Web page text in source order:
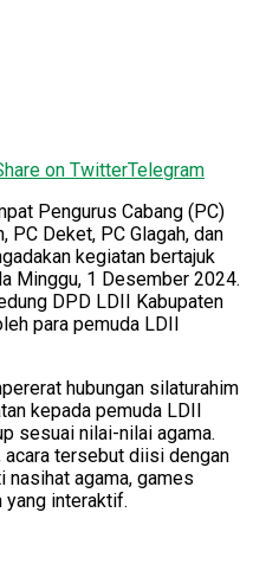
on TwitterTelegram
Pengurus Cabang (PC)
PC Deket, PC Glagah, dan
kegiatan bertajuk
Minggu, 1 Desember 2024.
DPD LDII Kabupaten
para pemuda LDII
hubungan silaturahim
kepada pemuda LDII
sesuai nilai-nilai agama.
acara tersebut diisi dengan
agama, games
yang interaktif.